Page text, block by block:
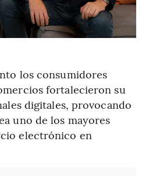
los consumidores
fortalecieron su
digitales, provocando
uno de los mayores
electrónico en